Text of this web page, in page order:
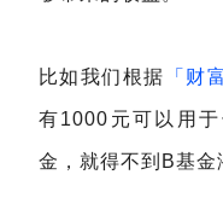
比如我们根据 「财
有1000元可以用
金，就得不到B基金